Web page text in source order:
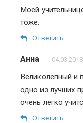
Моей
тоже.
Ответить
Анна
Великолепный и
одно из лучших
очень легко
Ответить